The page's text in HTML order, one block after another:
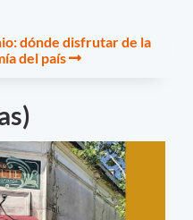
dónde disfrutar de la
del país